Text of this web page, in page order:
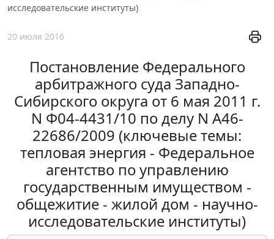
исследовательские институты)
20 июля 2016
Постановление Федерального
арбитражного суда Западно-
Сибирского округа от 6 мая 2011 г.
N Ф04-4431/10 по делу N А46-
22686/2009 (ключевые темы:
тепловая энергия - Федеральное
агентство по управлению
государственным имуществом -
общежитие - жилой дом - научно-
исследовательские институты)